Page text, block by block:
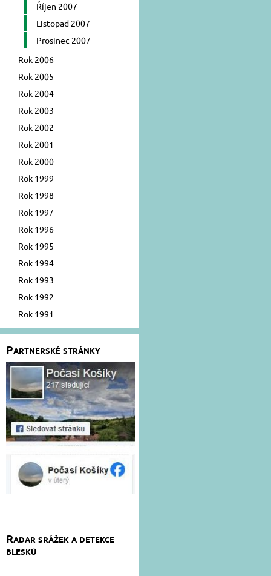
Říjen 2007
Listopad 2007
Prosinec 2007
Rok 2006
Rok 2005
Rok 2004
Rok 2003
Rok 2002
Rok 2001
Rok 2000
Rok 1999
Rok 1998
Rok 1997
Rok 1996
Rok 1995
Rok 1994
Rok 1993
Rok 1992
Rok 1991
Partnerské stránky
Radar srážek a detekce
blesků